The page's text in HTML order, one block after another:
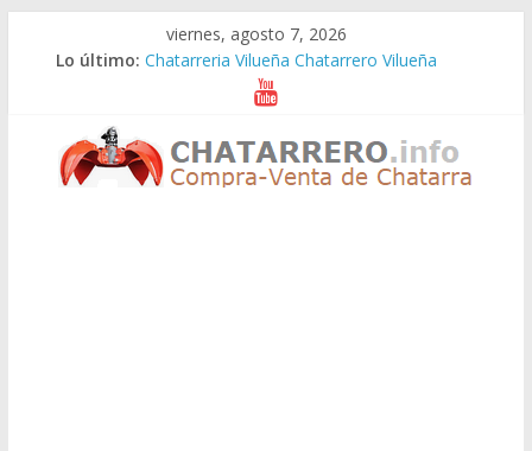
viernes, agosto 7, 2026
Lo último: Chatarreria Vilueña Chatarrero Vilueña
Chatarreria Zuera Chatarrero Zuera
Chatarreria Zaragoza Chatarrero Zaragoza
Chatarreria Zaida Chatarrero Zaida
Chatarreria Vistabella Chatarrero Vistabella